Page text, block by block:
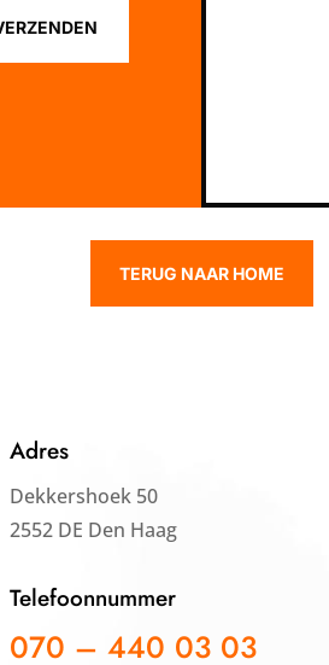
TERUG NAAR HOME
Adres
Dekkershoek 50
2552 DE Den Haag
Telefoonnummer
070 – 440 03 03